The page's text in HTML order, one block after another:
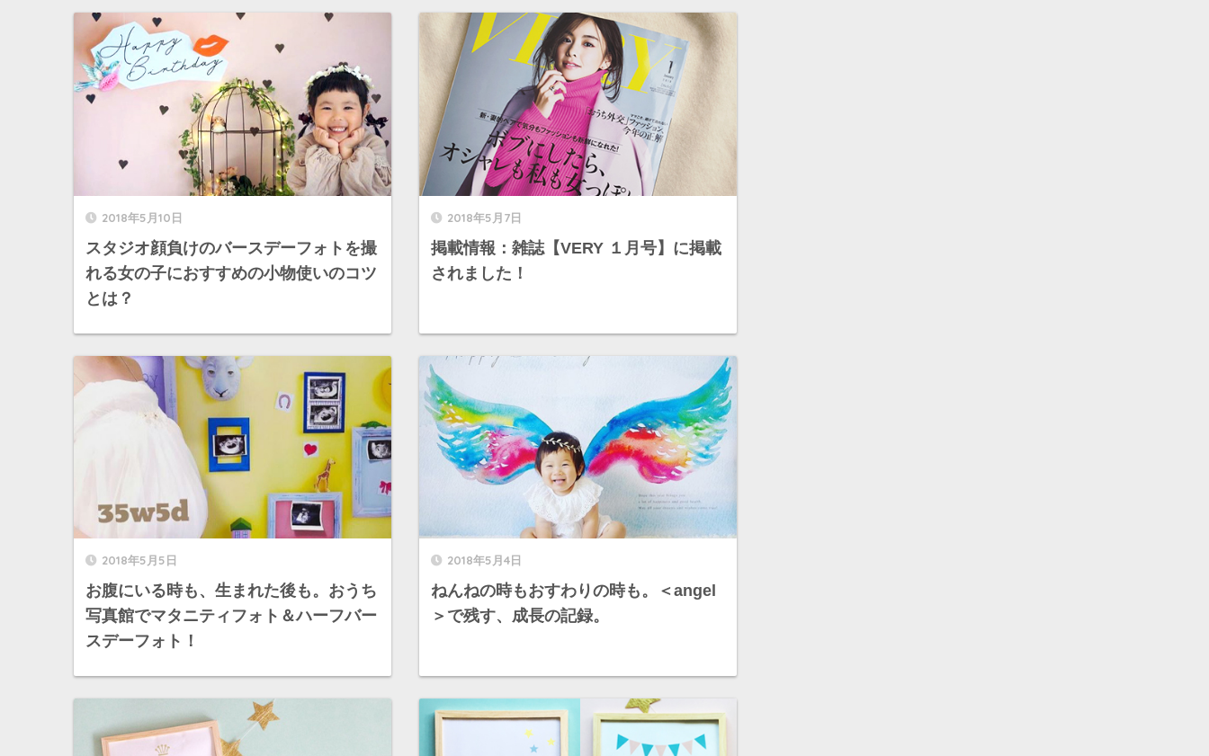
2018年5月10日
スタジオ顔負けのバースデーフォトを撮
れる女の子におすすめの小物使いのコツ
とは？
2018年5月7日
掲載情報：雑誌【VERY １月号】に掲載
されました！
2018年5月5日
お腹にいる時も、生まれた後も。おうち
写真館でマタニティフォト＆ハーフバー
スデーフォト！
2018年5月4日
ねんねの時もおすわりの時も。＜angel
＞で残す、成長の記録。